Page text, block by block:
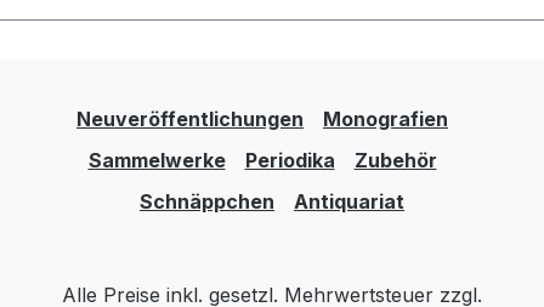
Neuveröffentlichungen
Monografien
Sammelwerke
Periodika
Zubehör
Schnäppchen
Antiquariat
Alle Preise inkl. gesetzl. Mehrwertsteuer zzgl.